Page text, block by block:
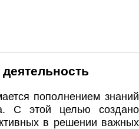
пополнением знаний
С этой целью создано
в решении важных